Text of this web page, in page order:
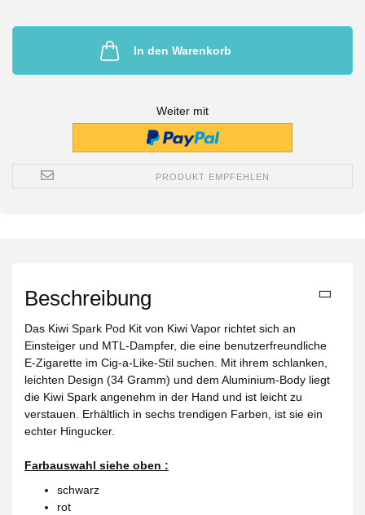
In den Warenkorb
Weiter mit
PRODUKT EMPFEHLEN
Beschreibung
Das Kiwi Spark Pod Kit von Kiwi Vapor richtet sich an
Einsteiger und MTL-Dampfer, die eine benutzerfreundliche
E-Zigarette im Cig-a-Like-Stil suchen. Mit ihrem schlanken,
leichten Design (34 Gramm) und dem Aluminium-Body liegt
die Kiwi Spark angenehm in der Hand und ist leicht zu
verstauen. Erhältlich in sechs trendigen Farben, ist sie ein
echter Hingucker.
Farbauswahl siehe oben :
schwarz
rot